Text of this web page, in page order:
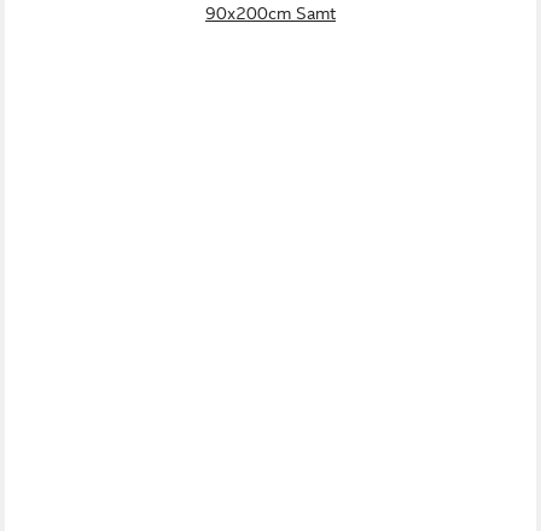
90x200cm Samt